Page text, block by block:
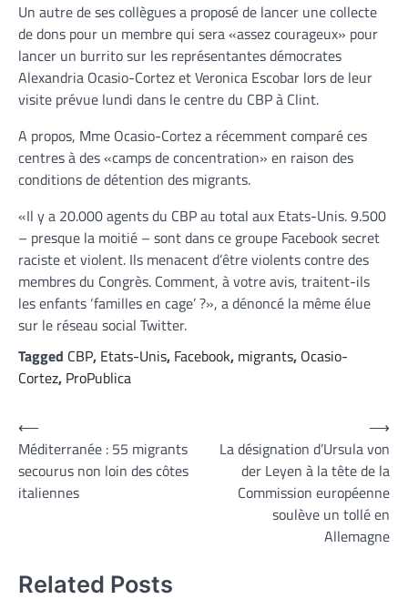
Un autre de ses collègues a proposé de lancer une collecte
de dons pour un membre qui sera «assez courageux» pour
lancer un burrito sur les représentantes démocrates
Alexandria Ocasio-Cortez et Veronica Escobar lors de leur
visite prévue lundi dans le centre du CBP à Clint.
A propos, Mme Ocasio-Cortez a récemment comparé ces
centres à des «camps de concentration» en raison des
conditions de détention des migrants.
«Il y a 20.000 agents du CBP au total aux Etats-Unis. 9.500
– presque la moitié – sont dans ce groupe Facebook secret
raciste et violent. Ils menacent d’être violents contre des
membres du Congrès. Comment, à votre avis, traitent-ils
les enfants ‘familles en cage’ ?», a dénoncé la même élue
sur le réseau social Twitter.
Tagged CBP, Etats-Unis, Facebook, migrants, Ocasio-
Cortez, ProPublica
Navigation
de
l’article
⟵
Méditerranée : 55 migrants
secourus non loin des côtes
italiennes
La désignation d’Ursula von
der Leyen à la tête de la
Commission européenne
soulève un tollé en
Allemagne
⟶
Related Posts